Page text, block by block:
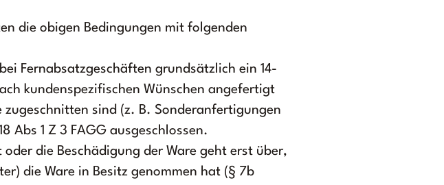
die obigen Bedingungen mit folgenden
Fernabsatzgeschäften grundsätzlich ein 14-
kundenspezifischen Wünschen angefertigt
sind (z. B. Sonderanfertigungen
Abs 1 Z 3 FAGG ausgeschlossen.
die Beschädigung der Ware geht erst über,
die Ware in Besitz genommen hat (§ 7b